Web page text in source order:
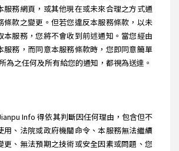
服務網頁，或其他現在或未來合理之方式通
條款之變更。但若您違反本服務條款，以未
本服務，您將不會收到前述通知。當您經由
服務，而同意本服務條款時，您即同意簡單
為之任何及所有給您的通知，都視為送達。
Info 得依其判斷因任何理由，包含但不
用、法院或政府機關命令、本服務無法繼續
更、無法預期之技術或安全因素或問題、您